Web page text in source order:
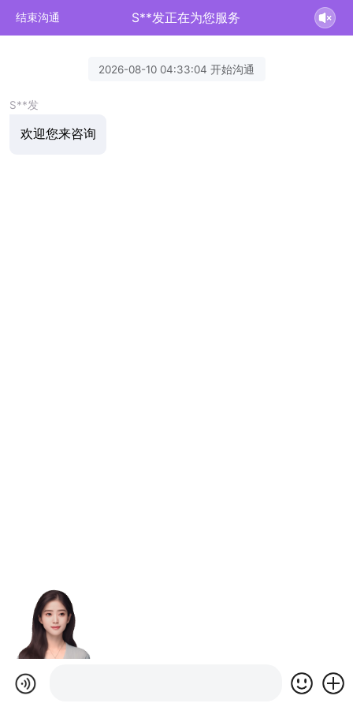
结束沟通 S**发正在为您服务
2026-08-10 04:33:04 开始沟通
S**发
欢迎您来咨询